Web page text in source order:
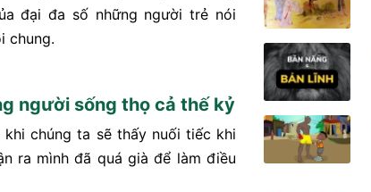
đại đa số những người trẻ nói
chung.
người sống thọ cả thế kỷ
chúng ta sẽ thấy nuối tiếc khi
ra mình đã quá già để làm điều